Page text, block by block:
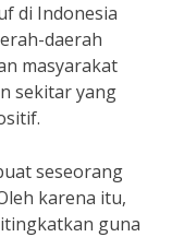
di Indonesia
daerah
masyarakat
sekitar yang
seseorang
karena itu,
guna